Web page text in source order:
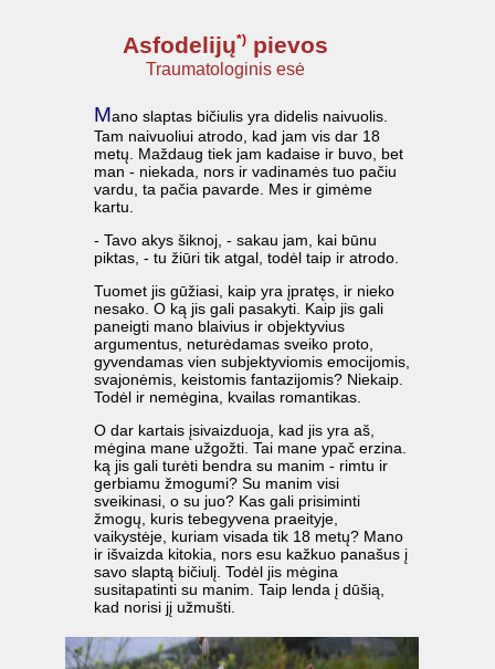
Asfodelijų*)pievos
Traumatologinis esė
Mano slaptas bičiulis yra didelis naivuolis.
Tam naivuoliui atrodo, kad jam vis dar 18
metų. Maždaug tiek jam kadaise ir buvo, bet
man - niekada, nors ir vadinamės tuo pačiu
vardu, ta pačia pavarde. Mes ir gimėme
kartu.
- Tavo akys šiknoj, - sakau jam, kai būnu
piktas, - tu žiūri tik atgal, todėl taip ir atrodo.
Tuomet jis gūžiasi, kaip yra įpratęs, ir nieko
nesako. O ką jis gali pasakyti. Kaip jis gali
paneigti mano blaivius ir objektyvius
argumentus, neturėdamas sveiko proto,
gyvendamas vien subjektyviomis emocijomis,
svajonėmis, keistomis fantazijomis? Niekaip.
Todėl ir nemėgina, kvailas romantikas.
O dar kartais įsivaizduoja, kad jis yra aš,
mėgina mane užgožti. Tai mane ypač erzina.
ką jis gali turėti bendra su manim - rimtu ir
gerbiamu žmogumi? Su manim visi
sveikinasi, o su juo? Kas gali prisiminti
žmogų, kuris tebegyvena praeityje,
vaikystėje, kuriam visada tik 18 metų? Mano
ir išvaizda kitokia, nors esu kažkuo panašus į
savo slaptą bičiulį. Todėl jis mėgina
susitapatinti su manim. Taip lenda į dūšią,
kad norisi jį užmušti.